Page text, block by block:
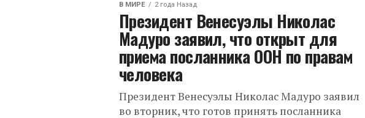
В МИРЕ 2 года Назад
Президент Венесуэлы Николас
Мадуро заявил, что открыт для
приема посланника ООН по правам
человека
Президент Венесуэлы Николас Мадуро заявил
во вторник, что готов принять посланника